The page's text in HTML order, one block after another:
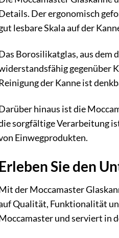
Der ergonomisch
lesbare Skala auf der
Borosilikatglas, aus dem
gegenüber
der Kanne ist
hinaus ist die
sorgfältige Verarbeitung
Einwegprodukten.
Erleben Sie den
der Moccamaster
Qualität, Funktionalität
und serviert in